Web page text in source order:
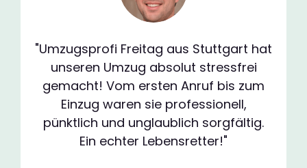
"Umzugsprofi Freitag aus Stuttgart hat
unseren Umzug absolut stressfrei
gemacht! Vom ersten Anruf bis zum
Einzug waren sie professionell,
pünktlich und unglaublich sorgfältig.
Ein echter Lebensretter!"